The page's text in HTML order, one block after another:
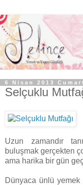
6 Nisan 2013
Selçuklu
Uzun zamandır
buluşmak gerçekten
ama harika bir gün
Dünyaca ünlü yemek